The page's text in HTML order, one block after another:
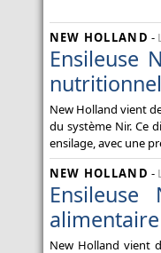
NEW HOLLAND -
Ensileuse
New Holland vient
du système Nir. Ce
ensilage, avec une
NEW HOLLAND -
New Holland vient